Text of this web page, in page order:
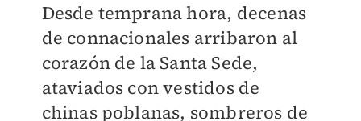
Desde temprana hora, decenas
de connacionales arribaron al
corazón de la Santa Sede,
ataviados con vestidos de
chinas poblanas, sombreros de